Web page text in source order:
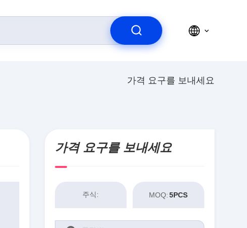
가격 요구를 보내세요
가격 요구를 보내세요
주식: MOQ: 5PCS